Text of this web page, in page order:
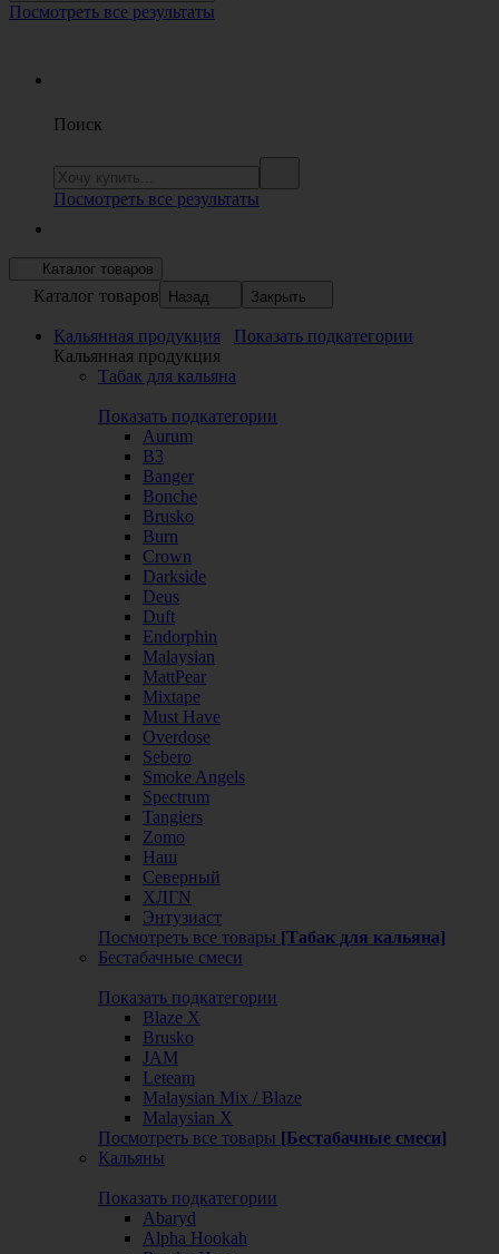
Посмотреть все результаты
Поиск
Посмотреть все результаты
Каталог товаров
Каталог товаров Назад Закрыть
Кальянная продукция
Показать подкатегории
Кальянная продукция
Табак для кальяна
Показать подкатегории
Aurum
B3
Banger
Bonche
Brusko
Burn
Crown
Darkside
Deus
Duft
Endorphin
Malaysian
MattPear
Mixtape
Must Have
Overdose
Sebero
Smoke Angels
Spectrum
Tangiers
Zomo
Наш
Северный
ХЛГN
Энтузиаст
Посмотреть все товары [Табак для кальяна]
Бестабачные смеси
Показать подкатегории
Blaze X
Brusko
JAM
Leteam
Malaysian Mix / Blaze
Malaysian X
Посмотреть все товары [Бестабачные смеси]
Кальяны
Показать подкатегории
Abaryd
Alpha Hookah